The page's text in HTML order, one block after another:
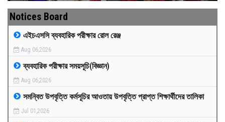
GALLERY
MEDIA
PAYMENT
CO-CURRICULUM
Notices Board
এইচএসসি ব্যবহারিক পরীক্ষার রোল রেঞ্জ
Aug 06,2026
ব্যবহারিক পরীক্ষার সময়সূচি(বিজ্ঞান)
Aug 06,2026
সমন্বিত উপবৃত্তি কর্মসূচির আওতায় উপবৃত্তি প্রাপ্ত শিক্ষার্থীদের তালিকা
Jul 01,2026